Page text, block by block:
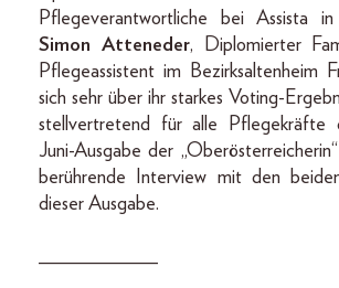
Pflegeverantwortliche bei Assista
Simon Atteneder, Diplomierter
Pflegeassistent im Bezirksaltenheim
sich sehr über ihr starkes Voting-
stellvertretend für alle Pflegekräfte
Juni-Ausgabe der
berührende Interview mit den
dieser Ausgabe.
____________